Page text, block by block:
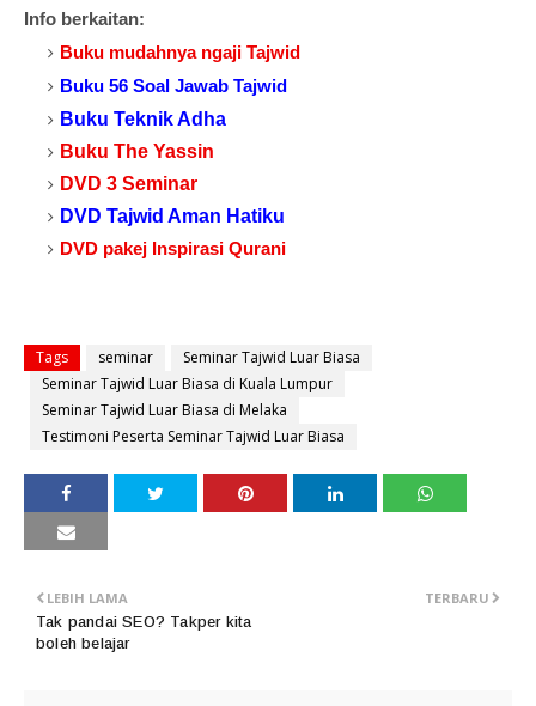
Info berkaitan:
Buku mudahnya ngaji Tajwid
Buku 56 Soal Jawab Tajwid
Buku Teknik Adha
Buku The Yassin
DVD 3 Seminar
DVD Tajwid Aman Hatiku
DVD pakej Inspirasi Qurani
Tags seminar
Seminar Tajwid Luar Biasa
Seminar Tajwid Luar Biasa di Kuala Lumpur
Seminar Tajwid Luar Biasa di Melaka
Testimoni Peserta Seminar Tajwid Luar Biasa
TERBARU
LEBIH LAMA
Tak pandai SEO? Takper kita
boleh belajar